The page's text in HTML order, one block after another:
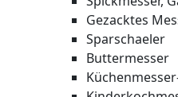
Gezacktes
Sparschaeler
Buttermesser